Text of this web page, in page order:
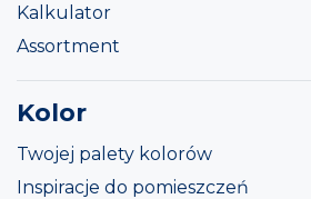
Kalkulator
Assortment
Kolor
Twojej palety kolorów
Inspiracje do pomieszczeń